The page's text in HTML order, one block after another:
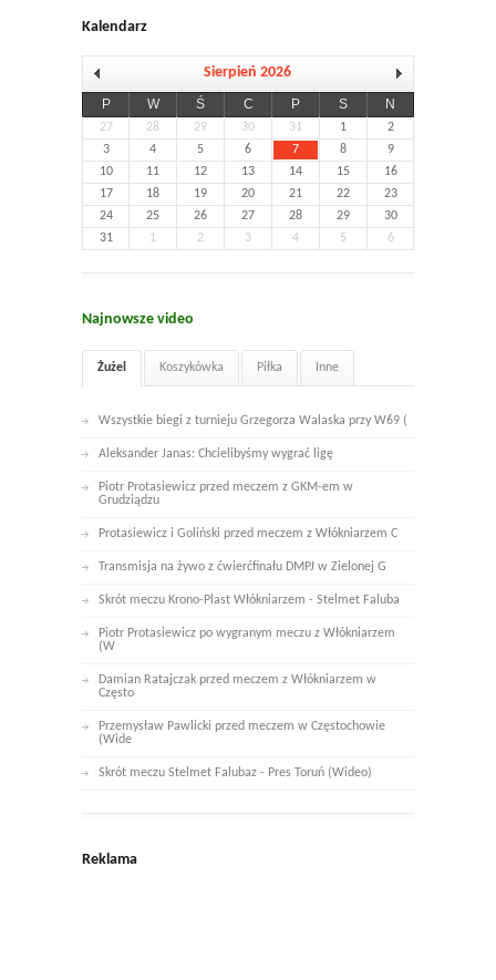
Kalendarz
Sierpień 2026
P W Ś C P S N
27 28 29 30 31 1
2
3
4 5 6 7 8
9
10
11 12 13 14 15
16
17
18 19 20 21 22
23
24
25 26 27 28 29
30
31
1 2 3 4 5 6
Najnowsze video
Żużel Koszykówka Piłka Inne
Wszystkie biegi z turnieju Grzegorza Walaska przy W69 (
Aleksander Janas: Chcielibyśmy wygrać ligę
Piotr Protasiewicz przed meczem z GKM-em w
Grudziądzu
Protasiewicz i Goliński przed meczem z Włókniarzem C
Transmisja na żywo z ćwierćfinału DMPJ w Zielonej G
Skrót meczu Krono-Plast Włókniarzem - Stelmet Faluba
Piotr Protasiewicz po wygranym meczu z Włókniarzem
(W
Damian Ratajczak przed meczem z Włókniarzem w
Często
Przemysław Pawlicki przed meczem w Częstochowie
(Wide
Skrót meczu Stelmet Falubaz - Pres Toruń (Wideo)
Reklama